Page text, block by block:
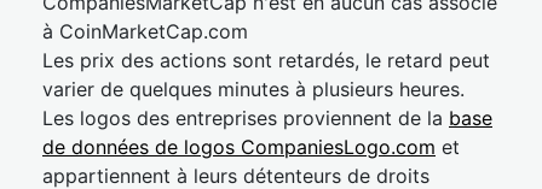
à CoinMarketCap.com
Les prix des actions sont retardés, le retard peut
varier de quelques minutes à plusieurs heures.
Les logos des entreprises proviennent de la base
de données de logos CompaniesLogo.com et
appartiennent à leurs détenteurs de droits